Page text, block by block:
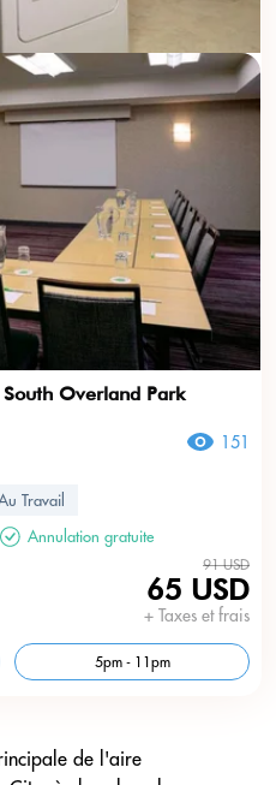
Overland Park
151
Travail
Annulation gratuite
91 USD
65 USD
+ Taxes et frais
5pm - 11pm
de l'aire